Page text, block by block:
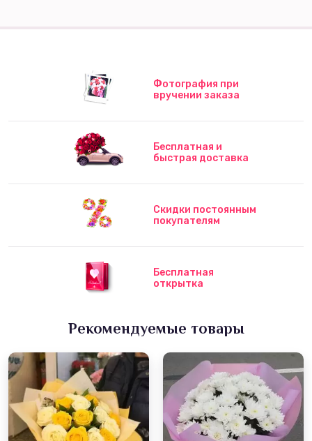
Фотография при
вручении заказа
Бесплатная и
быстрая доставка
Скидки постоянным
покупателям
Бесплатная
открытка
Рекомендуемые товары